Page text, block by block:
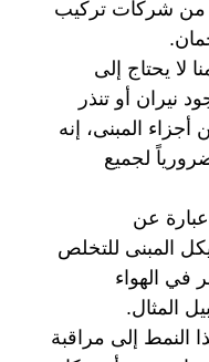
من شركات تركيب
لا يحتاج إلى
نيران أو تنذر
المبنى، إنه
لجميع
عن
المبنى للتخلص
في الهواء
المثال.
النمط إلى مراقبة